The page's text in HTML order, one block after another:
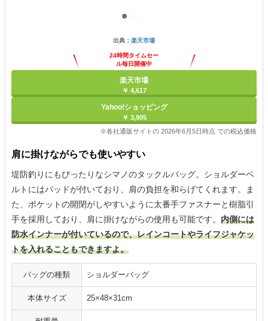
出典： 楽天市場
24時間タイムセー
ル毎日開催中
楽天市場
￥ 4,617
Yahoo!ショッピング
￥ 3,905
※各社通販サイトの 2026年6月5日時点 での税込価格
肩に掛けながらでも使いやすい
堤防釣りにもぴったりなシマノのタックルバッグ。ショルダーベ
ルトにはパッドが付いており、肩の負担を和らげてくれます。ま
た、ポケットの開閉がしやすいように太番手ファスナーと樹脂引
手を採用しており、肩に掛けながらの使用も可能です。 内側には
防水インナーが付いているので、レインコートやライフジャケッ
トを入れることもできますよ。
バッグの種類 ショルダーバッグ
本体サイズ 25×48×31cm